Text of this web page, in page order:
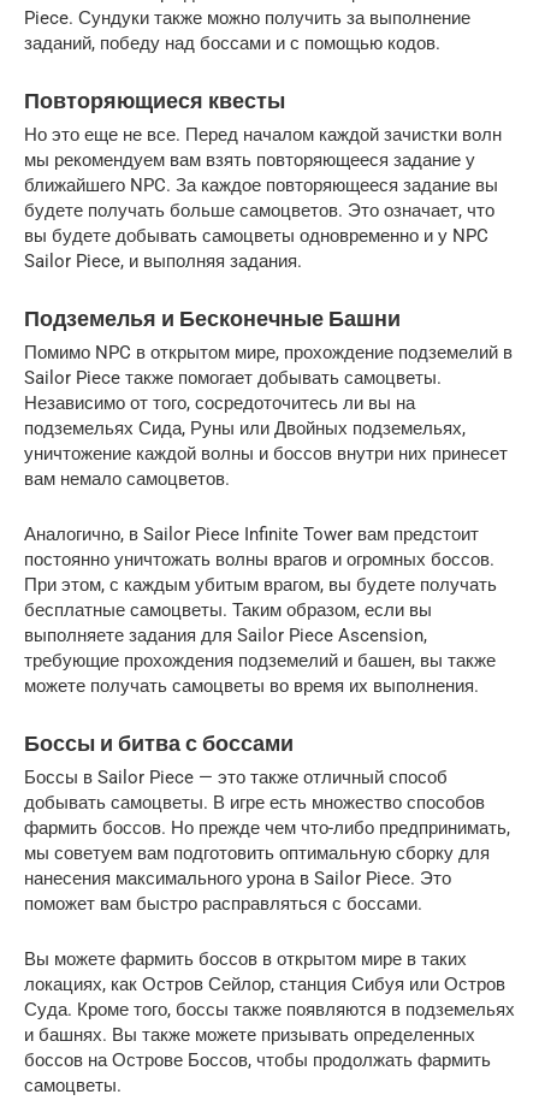
Piece. Сундуки также можно получить за выполнение
заданий, победу над боссами и с помощью кодов.
Повторяющиеся квесты
Но это еще не все. Перед началом каждой зачистки волн
мы рекомендуем вам взять повторяющееся задание у
ближайшего NPC. За каждое повторяющееся задание вы
будете получать больше самоцветов. Это означает, что
вы будете добывать самоцветы одновременно и у NPC
Sailor Piece, и выполняя задания.
Подземелья и Бесконечные Башни
Помимо NPC в открытом мире, прохождение подземелий в
Sailor Piece также помогает добывать самоцветы.
Независимо от того, сосредоточитесь ли вы на
подземельях Сида, Руны или Двойных подземельях,
уничтожение каждой волны и боссов внутри них принесет
вам немало самоцветов.
Аналогично, в Sailor Piece Infinite Tower вам предстоит
постоянно уничтожать волны врагов и огромных боссов.
При этом, с каждым убитым врагом, вы будете получать
бесплатные самоцветы. Таким образом, если вы
выполняете задания для Sailor Piece Ascension,
требующие прохождения подземелий и башен, вы также
можете получать самоцветы во время их выполнения.
Боссы и битва с боссами
Боссы в Sailor Piece — это также отличный способ
добывать самоцветы. В игре есть множество способов
фармить боссов. Но прежде чем что-либо предпринимать,
мы советуем вам подготовить оптимальную сборку для
нанесения максимального урона в Sailor Piece. Это
поможет вам быстро расправляться с боссами.
Вы можете фармить боссов в открытом мире в таких
локациях, как Остров Сейлор, станция Сибуя или Остров
Суда. Кроме того, боссы также появляются в подземельях
и башнях. Вы также можете призывать определенных
боссов на Острове Боссов, чтобы продолжать фармить
самоцветы.